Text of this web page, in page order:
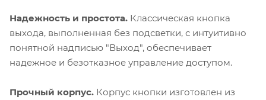
Надежность и простота. Классическая кнопка
выхода, выполненная без подсветки, с интуитивно
понятной надписью "Выход", обеспечивает
надежное и безотказное управление доступом.
Прочный корпус. Корпус кнопки изготовлен из